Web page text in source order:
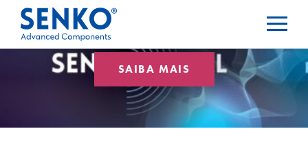
SAIBA MAIS